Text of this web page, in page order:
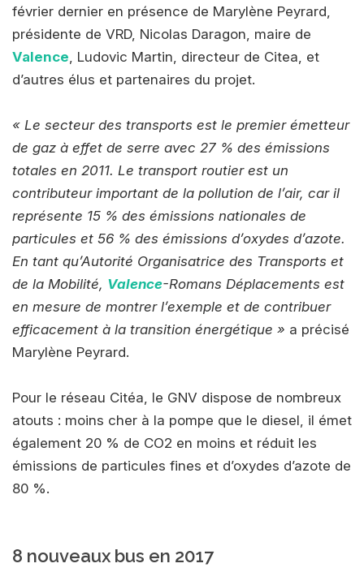
février dernier en présence de Marylène Peyrard,
présidente de VRD, Nicolas Daragon, maire de
Valence , Ludovic Martin, directeur de Citea, et
d’autres élus et partenaires du projet.
« Le secteur des transports est le premier émetteur
de gaz à effet de serre avec 27 % des émissions
totales en 2011. Le transport routier est un
contributeur important de la pollution de l’air, car il
représente 15 % des émissions nationales de
particules et 56 % des émissions d’oxydes d’azote.
En tant qu’Autorité Organisatrice des Transports et
de la Mobilité, Valence-Romans Déplacements est
en mesure de montrer l’exemple et de contribuer
efficacement à la transition énergétique » a précisé
Marylène Peyrard.
Pour le réseau Citéa, le GNV dispose de nombreux
atouts : moins cher à la pompe que le diesel, il émet
également 20 % de CO2 en moins et réduit les
émissions de particules fines et d’oxydes d’azote de
80 %.
8 nouveaux bus en 2017